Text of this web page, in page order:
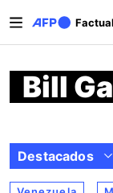
Factual
Bill
Destacados